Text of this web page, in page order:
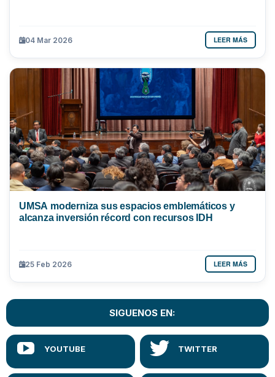
04 Mar 2026 LEER MÁS
UMSA moderniza sus espacios emblemáticos y
alcanza inversión récord con recursos IDH
25 Feb 2026 LEER MÁS
SIGUENOS EN: